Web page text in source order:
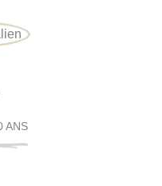
ANS